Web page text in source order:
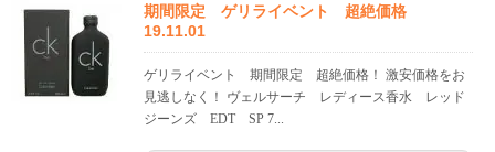
期間限定 ゲリライベント 超絶価格
19.11.01
ゲリライベント 期間限定 超絶価格！ 激安価格をお
見逃しなく！ ヴェルサーチ レディース香水 レッド
ジーンズ EDT SP 7...